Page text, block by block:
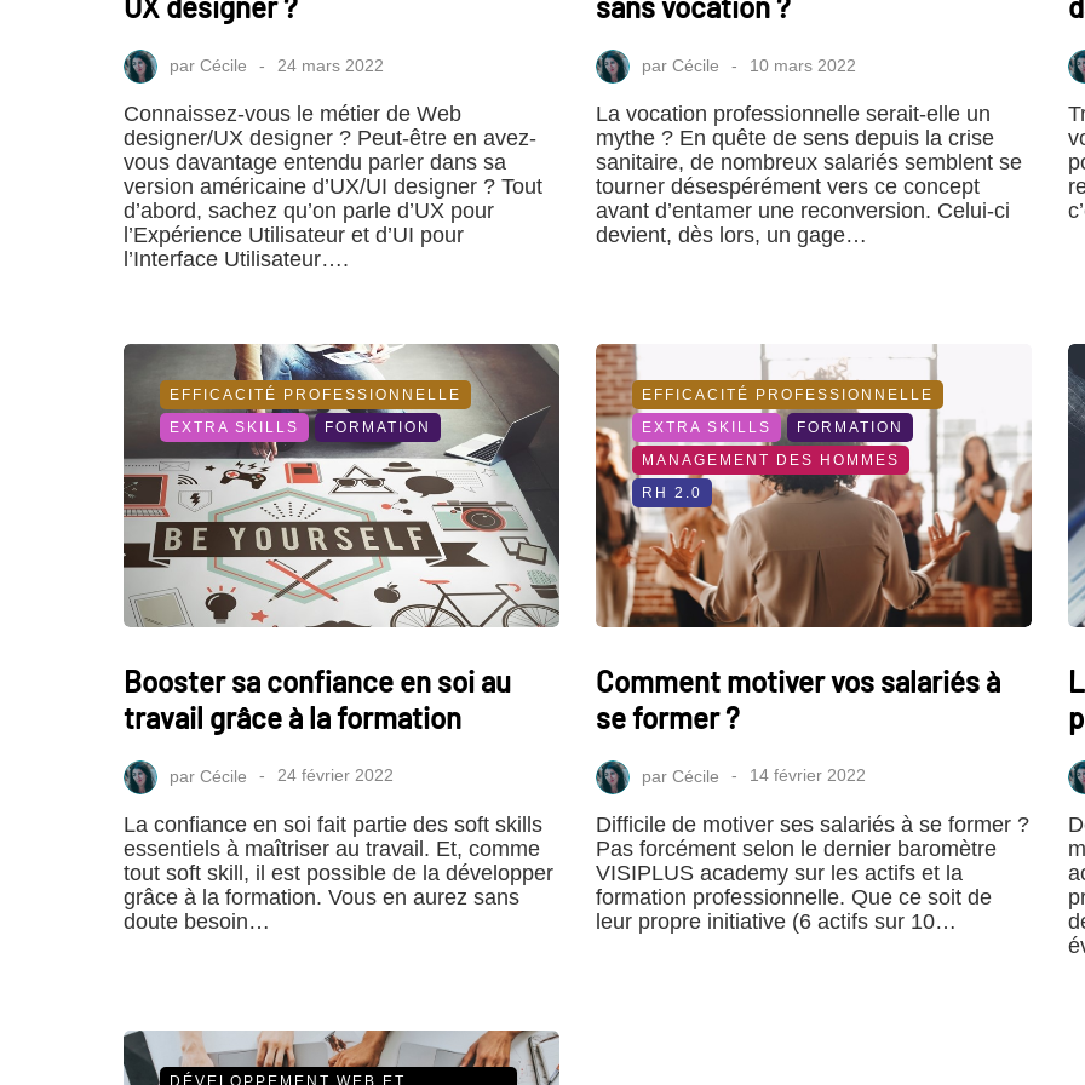
par Cécile 24 mars 2022
Connaissez-vous le métier de Web
designer/UX designer ? Peut-être en avez-
vous davantage entendu parler dans sa
version américaine d’UX/UI designer ? Tout
d’abord, sachez qu’on parle d’UX pour
l’Expérience Utilisateur et d’UI pour
l’Interface Utilisateur….
par Cécile 10 mars 2022
La vocation professionnelle serait-elle un
mythe ? En quête de sens depuis la crise
sanitaire, de nombreux salariés semblent se
tourner désespérément vers ce concept
avant d’entamer une reconversion. Celui-ci
devient, dès lors, un gage…
EFFICACITÉ PROFESSIONNELLE
EXTRA SKILLS
FORMATION
Booster sa confiance en soi au
travail grâce à la formation
par Cécile 24 février 2022
La confiance en soi fait partie des soft skills
essentiels à maîtriser au travail. Et, comme
tout soft skill, il est possible de la développer
grâce à la formation. Vous en aurez sans
doute besoin…
EFFICACITÉ PROFESSIONNELLE
EXTRA SKILLS
FORMATION
MANAGEMENT DES HOMMES
RH 2.0
Comment motiver vos salariés à
se former ?
par Cécile 14 février 2022
Difficile de motiver ses salariés à se former ?
Pas forcément selon le dernier baromètre
VISIPLUS academy sur les actifs et la
formation professionnelle. Que ce soit de
leur propre initiative (6 actifs sur 10…
DÉVELOPPEMENT WEB ET